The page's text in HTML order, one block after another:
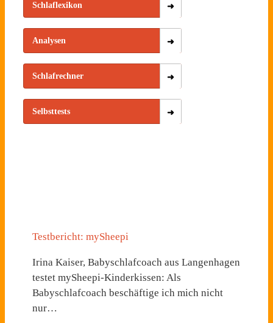
Schlaflexikon
Analysen
Schlafrechner
Selbsttests
Testbericht: mySheepi
Irina Kaiser, Babyschlafcoach aus Langenhagen
testet mySheepi-Kinderkissen: Als
Babyschlafcoach beschäftige ich mich nicht
nur…